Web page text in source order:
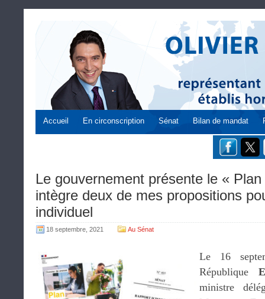
Accueil En circonscription Sénat Bilan de mandat
Le gouvernement présente le «
intègre deux de mes propositions
individuel
18 septembre, 2021 Au Sénat
Le 16
République
ministre